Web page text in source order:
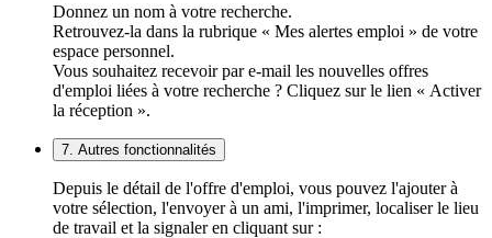
Donnez un nom à votre recherche.
Retrouvez-la dans la rubrique « Mes alertes emploi » de votre
espace personnel.
Vous souhaitez recevoir par e-mail les nouvelles offres
d'emploi liées à votre recherche ? Cliquez sur le lien « Activer
la réception ».
7. Autres fonctionnalités
Depuis le détail de l'offre d'emploi, vous pouvez l'ajouter à
votre sélection, l'envoyer à un ami, l'imprimer, localiser le lieu
de travail et la signaler en cliquant sur :